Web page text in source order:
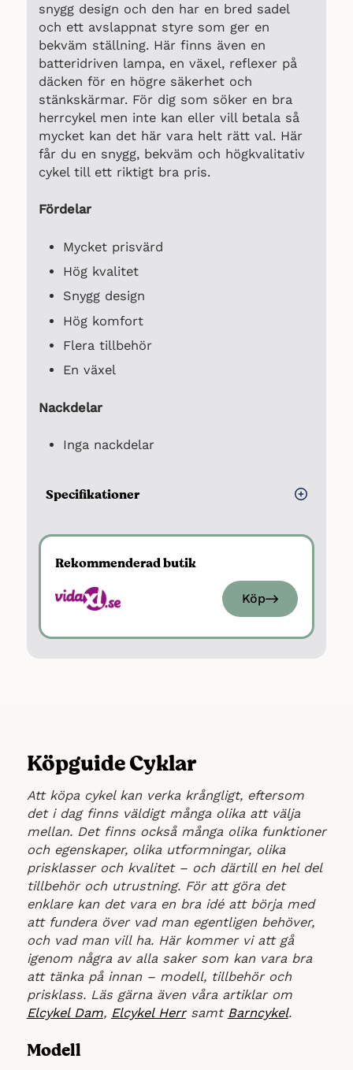
snygg design och den har en bred sadel
och ett avslappnat styre som ger en
bekväm ställning. Här finns även en
batteridriven lampa, en växel, reflexer på
däcken för en högre säkerhet och
stänkskärmar. För dig som söker en bra
herrcykel men inte kan eller vill betala så
mycket kan det här vara helt rätt val. Här
får du en snygg, bekväm och högkvalitativ
cykel till ett riktigt bra pris.
Fördelar
Mycket prisvärd
Hög kvalitet
Snygg design
Hög komfort
Flera tillbehör
En växel
Nackdelar
Inga nackdelar
Specifikationer
Rekommenderad butik
Köp
Köpguide Cyklar
Att köpa cykel kan verka krångligt, eftersom
det i dag finns väldigt många olika att välja
mellan. Det finns också många olika funktioner
och egenskaper, olika utformningar, olika
prisklasser och kvalitet – och därtill en hel del
tillbehör och utrustning. För att göra det
enklare kan det vara en bra idé att börja med
att fundera över vad man egentligen behöver,
och vad man vill ha. Här kommer vi att gå
igenom några av alla saker som kan vara bra
att tänka på innan – modell, tillbehör och
prisklass. Läs gärna även våra artiklar om
Elcykel Dam, Elcykel Herrsamt Barncykel.
Modell